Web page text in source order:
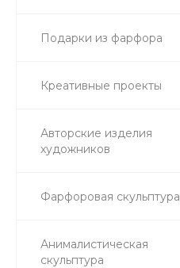
Подарки из фарфора
Креативные проекты
Авторские изделия
художников
Фарфоровая скульптура
Анималистическая
скульптура